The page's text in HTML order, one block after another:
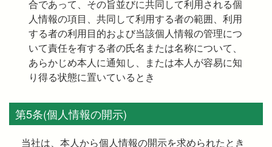
合であって、その旨並びに共同して利用される個
人情報の項目、共同して利用する者の範囲、利用
する者の利用目的および当該個人情報の管理につ
いて責任を有する者の氏名または名称について、
あらかじめ本人に通知し、または本人が容易に知
り得る状態に置いているとき
第5条(個人情報の開示)
当社は、本人から個人情報の開示を求められたとき